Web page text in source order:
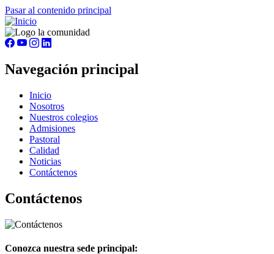
Pasar al contenido principal
Navegación principal
Inicio
Nosotros
Nuestros colegios
Admisiones
Pastoral
Calidad
Noticias
Contáctenos
Contáctenos
Conozca nuestra sede principal: